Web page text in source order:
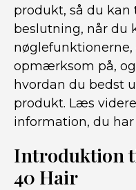
produkt, så du
beslutning, når du
opmærksom på,
hvordan du bedst
produkt. Læs
information, du har
Introduktion
40 Hair